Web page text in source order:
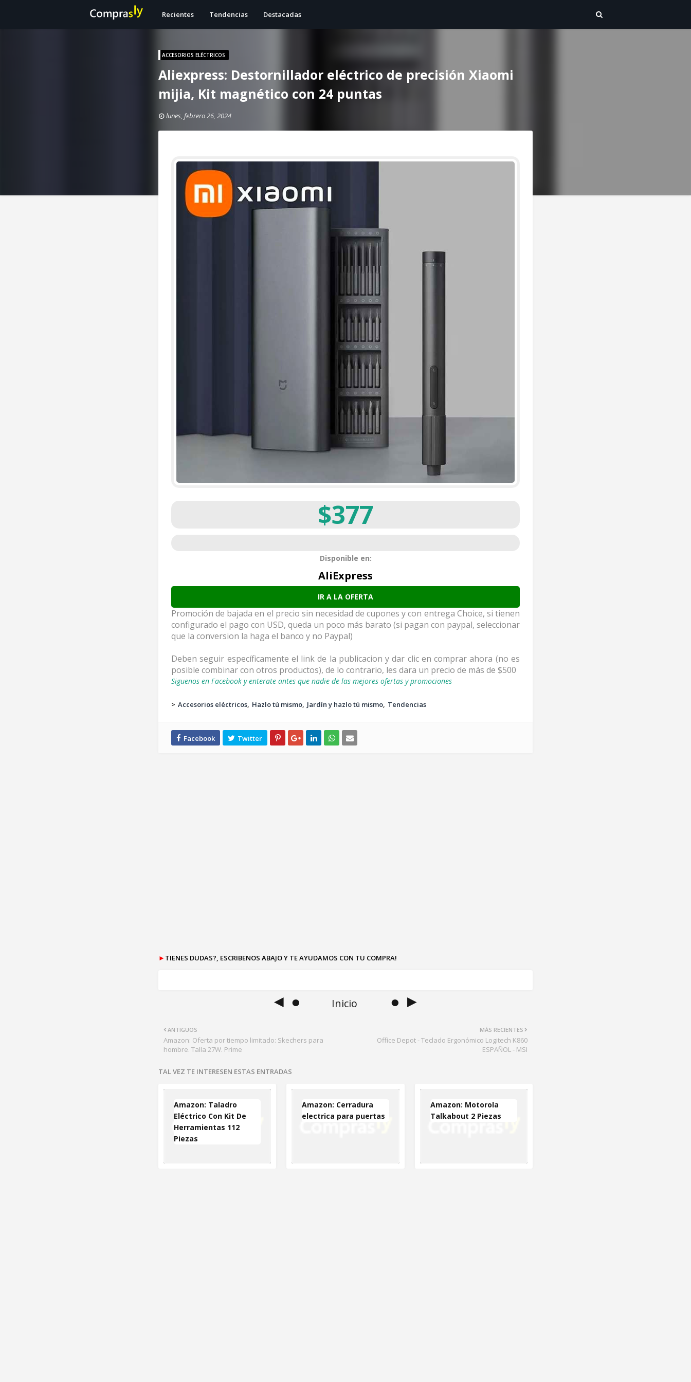
Recientes Tendencias Destacadas
ACCESORIOS ELÉCTRICOS
Aliexpress: Destornillador eléctrico de precisión Xiaomi
mijia, Kit magnético con 24 puntas
lunes, febrero 26, 2024
$377
Disponible en:
AliExpress
IR A LA OFERTA
Promoción de bajada en el precio sin necesidad de cupones y con entrega Choice, si tienen
configurado el pago con USD, queda un poco más barato (si pagan con paypal, seleccionar
que la conversion la haga el banco y no Paypal)
Deben seguir específicamente el link de la publicacion y dar clic en comprar ahora (no es
posible combinar con otros productos), de lo contrario, les dara un precio de más de $500
Siguenos en Facebook y enterate antes que nadie de las mejores ofertas y promociones
> Accesorios eléctricos Hazlo tú mismo Jardín y hazlo tú mismo Tendencias
► TIENES DUDAS?, ESCRIBENOS ABAJO Y TE AYUDAMOS CON TU COMPRA!
◄ ● Inicio ● ►
MÁS RECIENTES
Office Depot - Teclado Ergonómico Logitech K860
ESPAÑOL - MSI
ANTIGUOS
Amazon: Oferta por tiempo limitado: Skechers para
hombre. Talla 27W. Prime
TAL VEZ TE INTERESEN ESTAS ENTRADAS
Amazon: Taladro
Eléctrico Con Kit De
Herramientas 112
Piezas
Amazon: Cerradura
electrica para puertas
Amazon: Motorola
Talkabout 2 Piezas